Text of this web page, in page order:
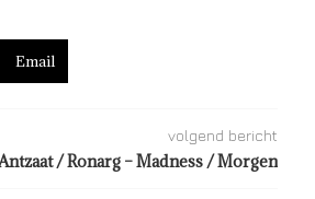
Email
volgend bericht
/ Ronarg – Madness / Morgen